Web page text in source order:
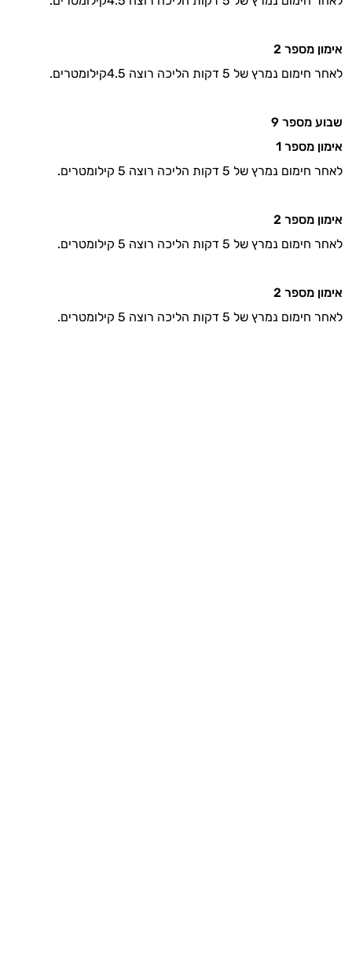
אימון מספר 2
לאחר חימום נמרץ של 5 דקות הליכה רוצה 4.5קילומטרים.
שבוע מספר 9
אימון מספר 1
לאחר חימום נמרץ של 5 דקות הליכה רוצה 5 קילומטרים.
אימון מספר 2
לאחר חימום נמרץ של 5 דקות הליכה רוצה 5 קילומטרים.
אימון מספר 2
לאחר חימום נמרץ של 5 דקות הליכה רוצה 5 קילומטרים.